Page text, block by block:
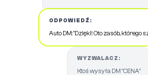
ODPOWIEDŹ:
Auto DM: "Dzięki! Oto zasób, którego
WYZWALACZ:
Ktoś wysyła DM "CENA"